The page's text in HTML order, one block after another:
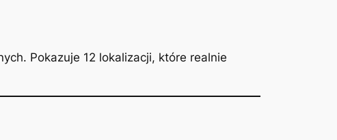
Pokazuje 12 lokalizacji, które realnie